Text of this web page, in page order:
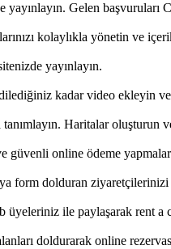
Gelen başvuruları
kolaylıkla yönetin ve
yayınlayın.
kadar video ekleyin ve
Haritalar oluşturun
online ödeme
form dolduran ziyaretçilerinizi
ile paylaşarak rent a
doldurarak online